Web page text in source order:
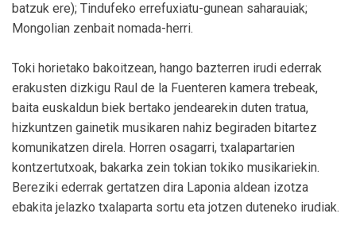
batzuk ere); Tindufeko errefuxiatu-gunean saharauiak;
Mongolian zenbait nomada-herri.
Toki horietako bakoitzean, hango bazterren irudi ederrak
erakusten dizkigu Raul de la Fuenteren kamera trebeak,
baita euskaldun biek bertako jendearekin duten tratua,
hizkuntzen gainetik musikaren nahiz begiraden bitartez
komunikatzen direla. Horren osagarri, txalapartarien
kontzertutxoak, bakarka zein tokian tokiko musikariekin.
Bereziki ederrak gertatzen dira Laponia aldean izotza
ebakita jelazko txalaparta sortu eta jotzen duteneko irudiak.